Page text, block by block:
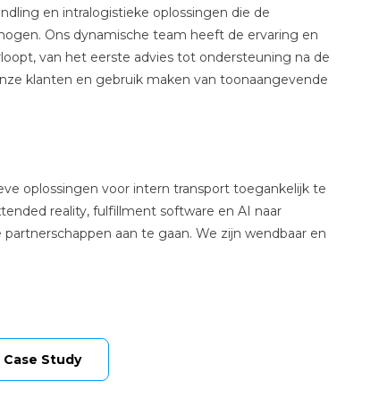
en intralogistieke oplossingen die de
Ons dynamische team heeft de ervaring en
van het eerste advies tot ondersteuning na de
klanten en gebruik maken van toonaangevende
oplossingen voor intern transport toegankelijk te
reality, fulfillment software en AI naar
aan te gaan. We zijn wendbaar en
Study